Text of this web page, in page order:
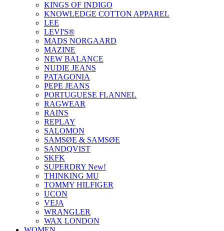
KINGS OF INDIGO
KNOWLEDGE COTTON APPAREL
LEE
LEVI'S®
MADS NORGAARD
MAZINE
NEW BALANCE
NUDIE JEANS
PATAGONIA
PEPE JEANS
PORTUGUESE FLANNEL
RAGWEAR
RAINS
REPLAY
SALOMON
SAMSØE & SAMSØE
SANDQVIST
SKFK
SUPERDRY New!
THINKING MU
TOMMY HILFIGER
UCON
VEJA
WRANGLER
WAX LONDON